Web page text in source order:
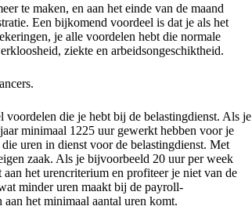
te maken, en aan het einde van de maand
Een bijkomend voordeel is dat je als het
je alle voordelen hebt die normale
ziekte en arbeidsongeschiktheid.
die je hebt bij de belastingdienst. Als je
minimaal 1225 uur gewerkt hebben voor je
uren in dienst voor de belastingdienst. Met
zaak. Als je bijvoorbeeld 20 uur per week
het urencriterium en profiteer je niet van de
minder uren maakt bij de payroll-
het minimaal aantal uren komt.